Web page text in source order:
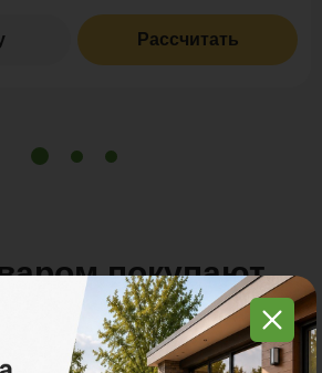
Рассчитать
покупают